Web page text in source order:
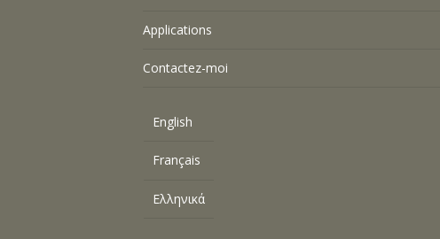
Applications
Contactez-moi
English
Français
Ελληνικά